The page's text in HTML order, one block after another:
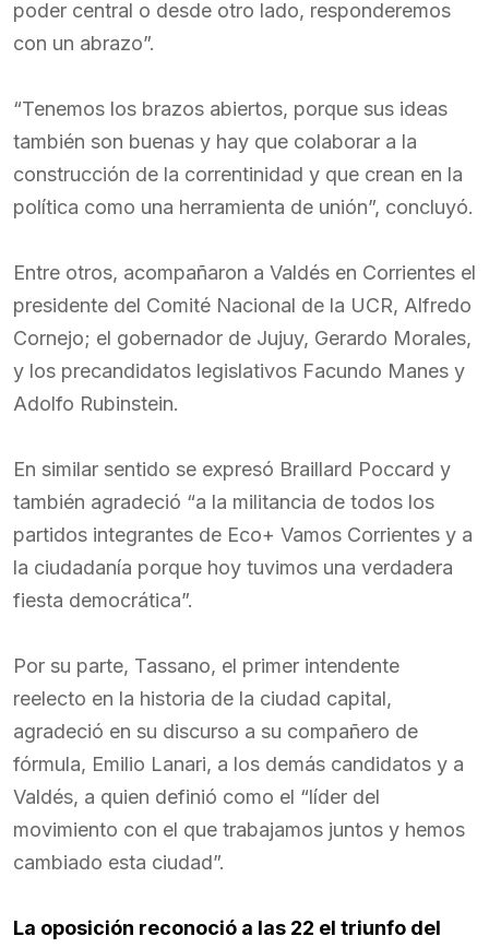
poder central o desde otro lado, responderemos
con un abrazo”.
“Tenemos los brazos abiertos, porque sus ideas
también son buenas y hay que colaborar a la
construcción de la correntinidad y que crean en la
política como una herramienta de unión”, concluyó.
Entre otros, acompañaron a Valdés en Corrientes el
presidente del Comité Nacional de la UCR, Alfredo
Cornejo; el gobernador de Jujuy, Gerardo Morales,
y los precandidatos legislativos Facundo Manes y
Adolfo Rubinstein.
En similar sentido se expresó Braillard Poccard y
también agradeció “a la militancia de todos los
partidos integrantes de Eco+ Vamos Corrientes y a
la ciudadanía porque hoy tuvimos una verdadera
fiesta democrática”.
Por su parte, Tassano, el primer intendente
reelecto en la historia de la ciudad capital,
agradeció en su discurso a su compañero de
fórmula, Emilio Lanari, a los demás candidatos y a
Valdés, a quien definió como el “líder del
movimiento con el que trabajamos juntos y hemos
cambiado esta ciudad”.
La oposición reconoció a las 22 el triunfo del